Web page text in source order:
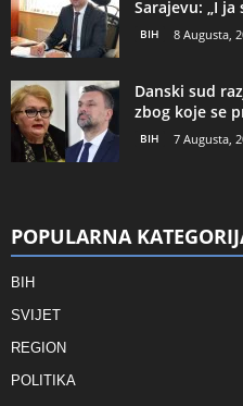
Sarajevu: „I ja
BIH 8 Augusta,
Danski sud
zbog koje se
BIH 7 Augusta,
POPULARNA
BIH
SVIJET
REGION
POLITIKA